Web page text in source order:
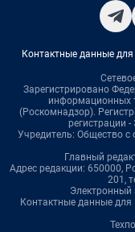
Контактные данные
Зарегистрировано
информационных
(Роскомнадзор).
регистрации
Учредитель: Общество
Главный
Адрес редакции: 650000,
201,
Электронный
Контактные данные для